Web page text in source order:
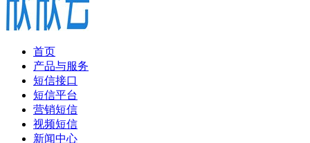
首页
产品与服务
短信接口
短信平台
营销短信
视频短信
新闻中心